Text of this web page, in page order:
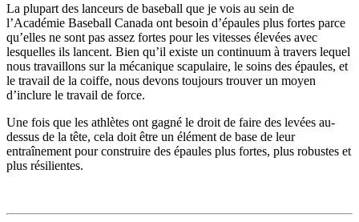
La plupart des lanceurs de baseball que je vois au sein de
l’Académie Baseball Canada ont besoin d’épaules plus fortes parce
qu’elles ne sont pas assez fortes pour les vitesses élevées avec
lesquelles ils lancent. Bien qu’il existe un continuum à travers lequel
nous travaillons sur la mécanique scapulaire, le soins des épaules, et
le travail de la coiffe, nous devons toujours trouver un moyen
d’inclure le travail de force.
Une fois que les athlètes ont gagné le droit de faire des levées au-
dessus de la tête, cela doit être un élément de base de leur
entraînement pour construire des épaules plus fortes, plus robustes et
plus résilientes.